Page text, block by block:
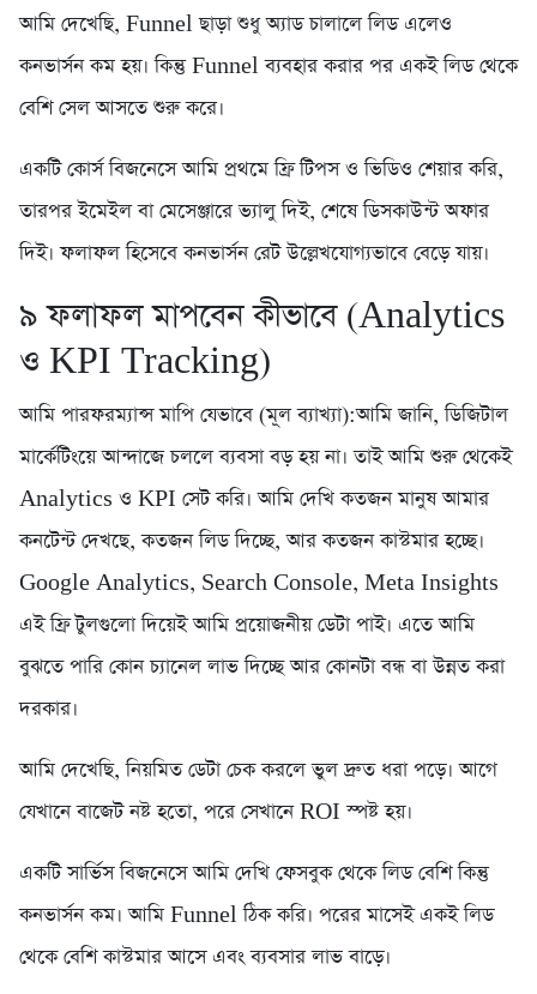
আমি দেখেছি, Funnel ছাড়া শুধু অ্যাড চালালে লিড এলেও
কনভার্সন কম হয়। কিন্তু Funnel ব্যবহার করার পর একই লিড থেকে
বেশি সেল আসতে শুরু করে।
একটি কোর্স বিজনেসে আমি প্রথমে ফ্রি টিপস ও ভিডিও শেয়ার করি,
তারপর ইমেইল বা মেসেঞ্জারে ভ্যালু দিই, শেষে ডিসকাউন্ট অফার
দিই। ফলাফল হিসেবে কনভার্সন রেট উল্লেখযোগ্যভাবে বেড়ে যায়।
৯️ ফলাফল মাপবেন কীভাবে (Analytics
ও KPI Tracking)
আমি পারফরম্যান্স মাপি যেভাবে (মূল ব্যাখ্যা):আমি জানি, ডিজিটাল
মার্কেটিংয়ে আন্দাজে চললে ব্যবসা বড় হয় না। তাই আমি শুরু থেকেই
Analytics ও KPI সেট করি। আমি দেখি কতজন মানুষ আমার
কনটেন্ট দেখছে, কতজন লিড দিচ্ছে, আর কতজন কাস্টমার হচ্ছে।
Google Analytics, Search Console, Meta Insights
এই ফ্রি টুলগুলো দিয়েই আমি প্রয়োজনীয় ডেটা পাই। এতে আমি
বুঝতে পারি কোন চ্যানেল লাভ দিচ্ছে আর কোনটা বন্ধ বা উন্নত করা
দরকার।
আমি দেখেছি, নিয়মিত ডেটা চেক করলে ভুল দ্রুত ধরা পড়ে। আগে
যেখানে বাজেট নষ্ট হতো, পরে সেখানে ROI স্পষ্ট হয়।
একটি সার্ভিস বিজনেসে আমি দেখি ফেসবুক থেকে লিড বেশি কিন্তু
কনভার্সন কম। আমি Funnel ঠিক করি। পরের মাসেই একই লিড
থেকে বেশি কাস্টমার আসে এবং ব্যবসার লাভ বাড়ে।